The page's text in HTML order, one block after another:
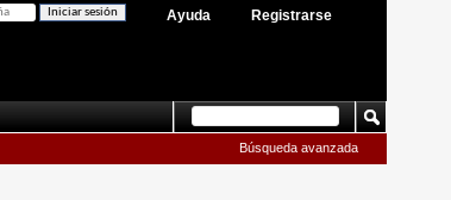
Registrarse
Ayuda
Búsqueda avanzada